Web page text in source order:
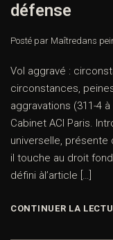
défense
Posté par Maîtredans
Vol aggravé :
circonstances,
aggravations (311-4
Cabinet ACI Paris.
universelle,
il touche au droit
défini àl’article […]
CONTINUER LA